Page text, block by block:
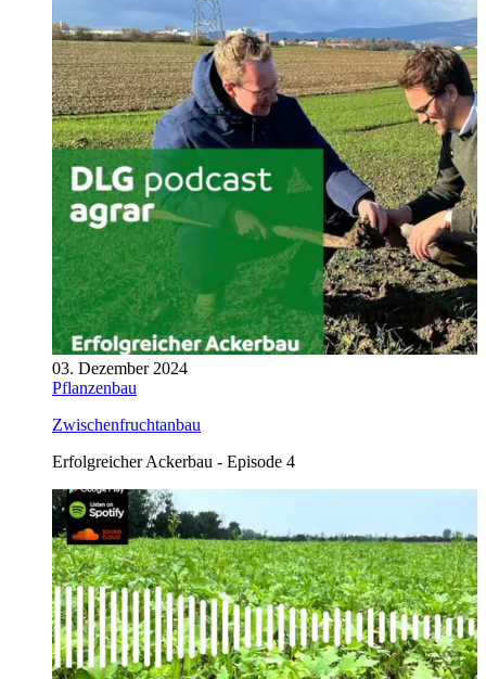
03. Dezember 2024
Pflanzenbau
Zwischenfruchtanbau
Erfolgreicher Ackerbau - Episode 4